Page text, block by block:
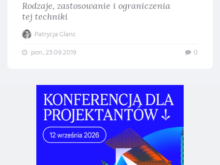
Rodzaje, zastosowanie i ograniczenia
tej techniki
Patrycja Glanc
pon., 23.09.2019 0